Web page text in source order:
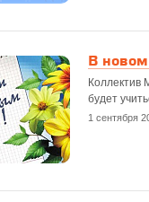
В
Коллектив
будет
1 сентября